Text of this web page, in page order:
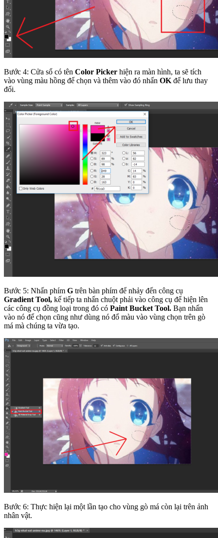
Bước 4: Cửa sổ có tên Color Picker hiện ra màn hình, ta sẽ tích
vào vùng màu hồng để chọn và thêm vào đó nhấn OKđể lưu thay
đổi.
Bước 5: Nhấn phím G trên bàn phím để nhảy đến công cụ
Gradient Tool, kế tiếp ta nhấn chuột phải vào công cụ để hiện lên
các công cụ đồng loại trong đó có Paint Bucket Tool. Bạn nhấn
vào nó để chọn cũng như dùng nó đổ màu vào vùng chọn trên gò
má mà chúng ta vừa tạo.
Bước 6: Thực hiện lại một lần tạo cho vùng gò má còn lại trên ảnh
nhân vật.